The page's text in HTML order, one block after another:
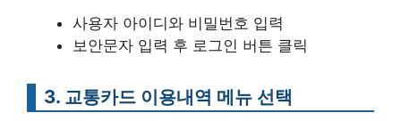
사용자 아이디와 비밀번호 입력
보안문자 입력 후 로그인 버튼 클릭
3. 교통카드 이용내역 메뉴 선택